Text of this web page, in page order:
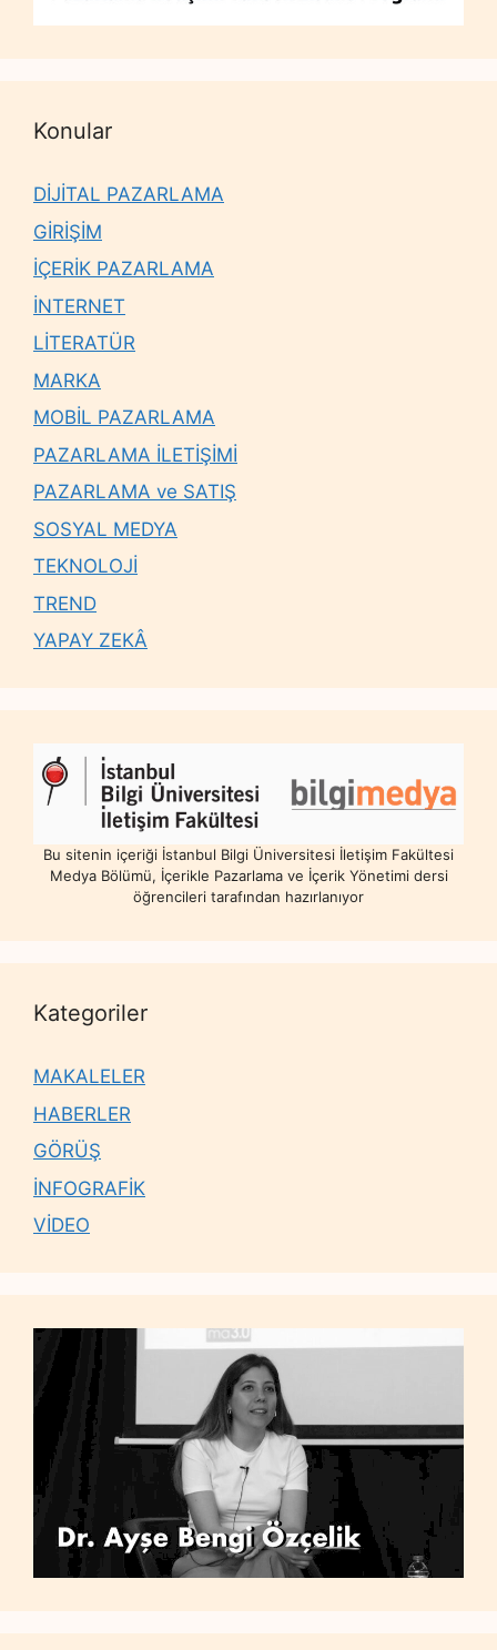
Konular
DİJİTAL PAZARLAMA
GİRİŞİM
İÇERİK PAZARLAMA
İNTERNET
LİTERATÜR
MARKA
MOBİL PAZARLAMA
PAZARLAMA İLETİŞİMİ
PAZARLAMA ve SATIŞ
SOSYAL MEDYA
TEKNOLOJİ
TREND
YAPAY ZEKÂ
Bu sitenin içeriği İstanbul Bilgi Üniversitesi İletişim Fakültesi
Medya Bölümü, İçerikle Pazarlama ve İçerik Yönetimi dersi
öğrencileri tarafından hazırlanıyor
Kategoriler
MAKALELER
HABERLER
GÖRÜŞ
İNFOGRAFİK
VİDEO